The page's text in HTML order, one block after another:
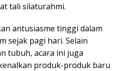
tali silaturahmi.
antusiasme tinggi dalam
sejak pagi hari. Selain
tubuh, acara ini juga
produk-produk baru